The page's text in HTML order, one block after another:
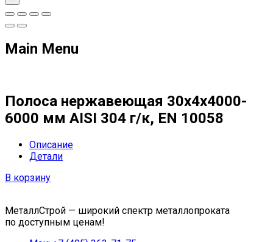
Main Menu
Полоса нержавеющая 30х4х4000-
6000 мм AISI 304 г/к, EN 10058
Описание
Детали
В корзину
МеталлСтрой — широкий спектр металлопроката
по доступным ценам!